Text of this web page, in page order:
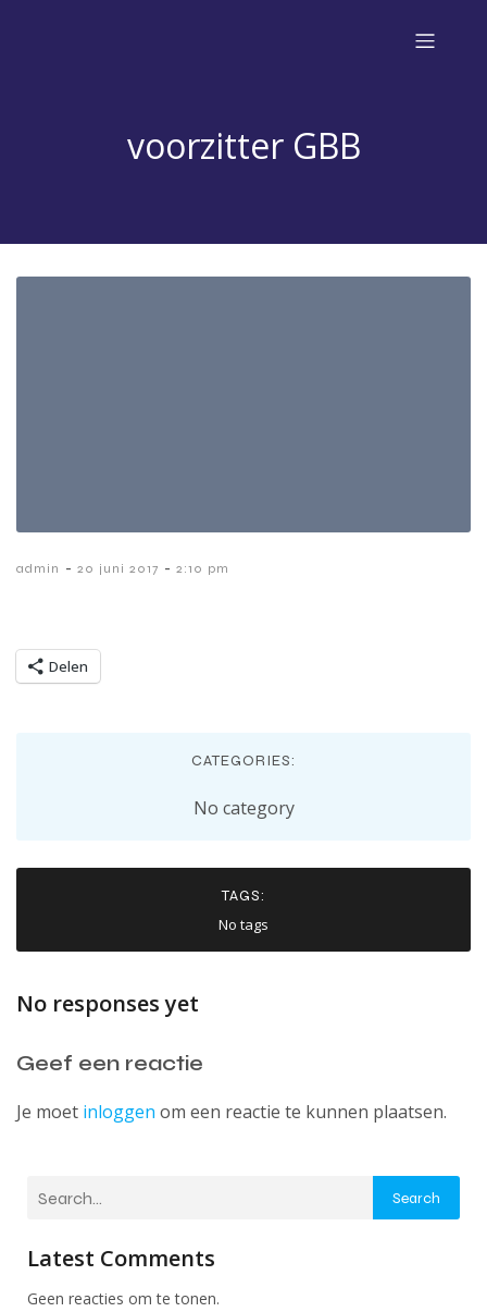
voorzitter GBB
admin - 20 juni 2017 - 2:10 pm
Delen
CATEGORIES:
No category
TAGS:
No tags
No responses yet
Geef een reactie
Je moet inloggen om een reactie te kunnen plaatsen.
Search
Latest Comments
Geen reacties om te tonen.